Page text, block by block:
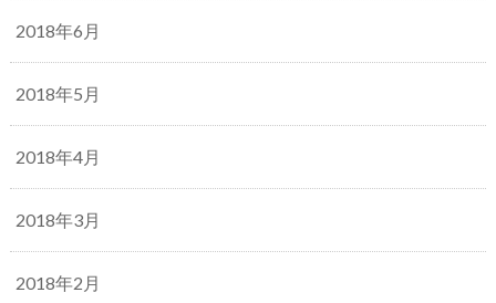
2018年6月
2018年5月
2018年4月
2018年3月
2018年2月